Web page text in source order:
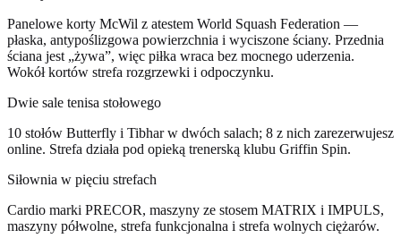
Panelowe korty McWil z atestem World Squash Federation —
płaska, antypoślizgowa powierzchnia i wyciszone ściany. Przednia
ściana jest „żywa”, więc piłka wraca bez mocnego uderzenia.
Wokół kortów strefa rozgrzewki i odpoczynku.
Dwie sale tenisa stołowego
10 stołów Butterfly i Tibhar w dwóch salach; 8 z nich zarezerwujesz
online. Strefa działa pod opieką trenerską klubu Griffin Spin.
Siłownia w pięciu strefach
Cardio marki PRECOR, maszyny ze stosem MATRIX i IMPULS,
maszyny półwolne, strefa funkcjonalna i strefa wolnych ciężarów.